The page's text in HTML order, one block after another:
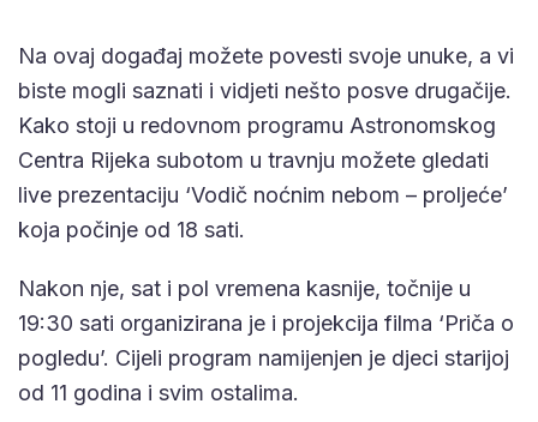
Na ovaj događaj možete povesti svoje unuke, a vi
biste mogli saznati i vidjeti nešto posve drugačije.
Kako stoji u redovnom programu Astronomskog
Centra Rijeka subotom u travnju možete gledati
live prezentaciju ‘Vodič noćnim nebom – proljeće’
koja počinje od 18 sati.
Nakon nje, sat i pol vremena kasnije, točnije u
19:30 sati organizirana je i projekcija filma ‘Priča o
pogledu’. Cijeli program namijenjen je djeci starijoj
od 11 godina i svim ostalima.